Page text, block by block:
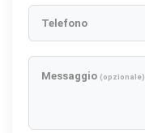
Telefono
Messaggio (opzionale)